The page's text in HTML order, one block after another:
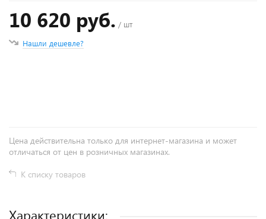
10 620 руб. / шт
Нашли дешевле?
Цена действительна только для интернет-магазина и может
отличаться от цен в розничных магазинах.
К списку товаров
Характеристики: